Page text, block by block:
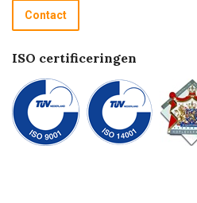
Recycle programma
Betalen
Contact
ISO certificeringen